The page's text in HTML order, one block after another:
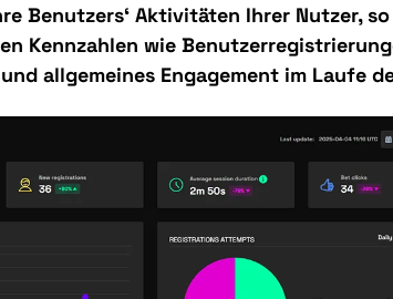
Benutzers‘ Aktivitäten Ihrer Nutzer, so
Kennzahlen wie
allgemeines Engagement im Laufe